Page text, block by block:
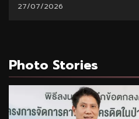
27/07/2026
Photo Stories